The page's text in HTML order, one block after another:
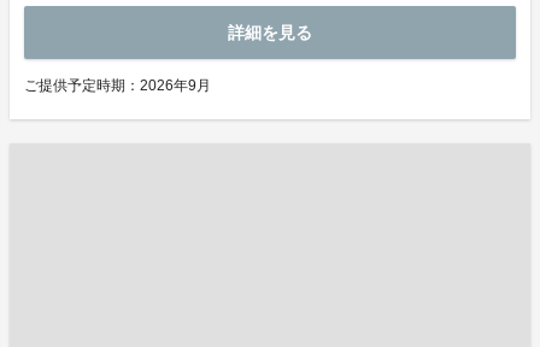
詳細を見る
ご提供予定時期：2026年9月